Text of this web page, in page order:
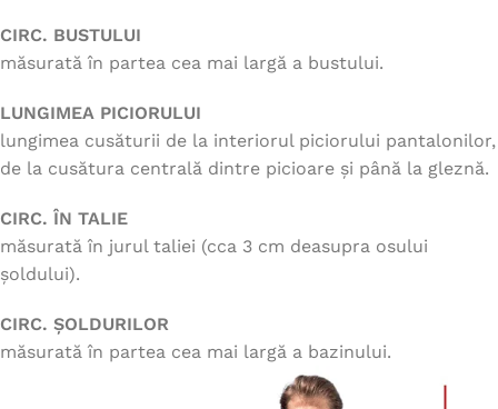
CIRC. BUSTULUI
măsurată în partea cea mai largă a bustului.
LUNGIMEA PICIORULUI
lungimea cusăturii de la interiorul piciorului pantalonilor,
de la cusătura centrală dintre picioare și până la gleznă.
CIRC. ÎN TALIE
măsurată în jurul taliei (cca 3 cm deasupra osului
șoldului).
CIRC. ȘOLDURILOR
măsurată în partea cea mai largă a bazinului.